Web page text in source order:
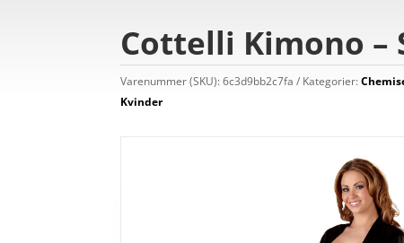
Cottelli Kimono –
Varenummer (SKU):6c3d9bb2c7fa Kategorier:
Kvinder